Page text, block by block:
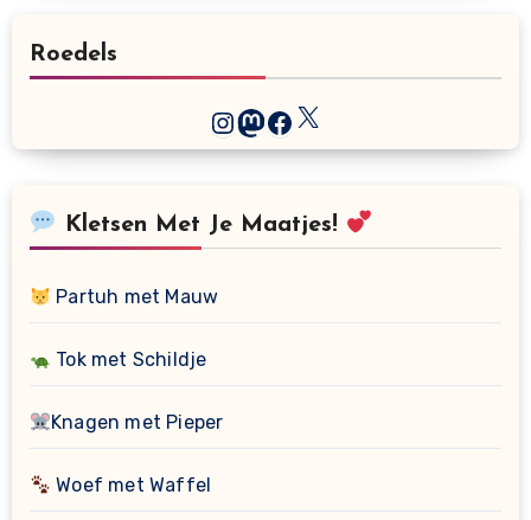
Roedels
Kletsen Met Je Maatjes!
Partuh met Mauw
Tok met Schildje
Knagen met Pieper
Woef met Waffel